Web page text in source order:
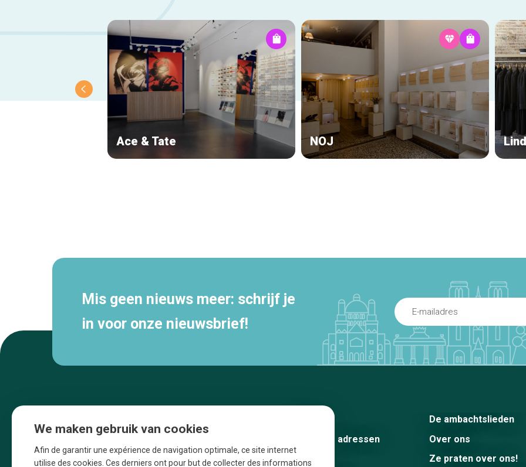
Ace & Tate NOJ
Mis geen nieuws meer: schrijf je
in voor onze nieuwsbrief!
De beste adressen
Blog
De ambachtslieden
Over ons
Ze praten over ons!
We maken gebruik van cookies
Afin de garantir une expérience de navigation optimale, ce site internet
utilise des cookies. Ces derniers ont pour but de collecter des informations